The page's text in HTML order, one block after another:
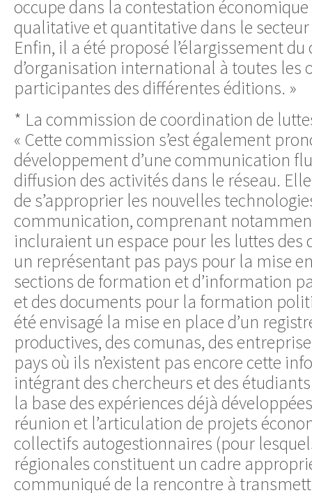
occupe dans la contestation
qualitative et quantitative dans le
Enfin, il a été proposé l’élargissement
d’organisation international à toutes les
participantes des différentes éditions. »
* La commission de coordination de
« Cette commission s’est également
développement d’une communication
diffusion des activités dans le réseau.
de s’approprier les nouvelles
communication, comprenant
incluraient un espace pour les luttes des
un représentant pas pays pour la mise
sections de formation et d’information
et des documents pour la formation
été envisagé la mise en place d’un
productives, des comunas, des
pays où ils n’existent pas encore cette
intégrant des chercheurs et des
la base des expériences déjà
réunion et l’articulation de projets
collectifs autogestionnaires (pour
régionales constituent un cadre
communiqué de la rencontre à